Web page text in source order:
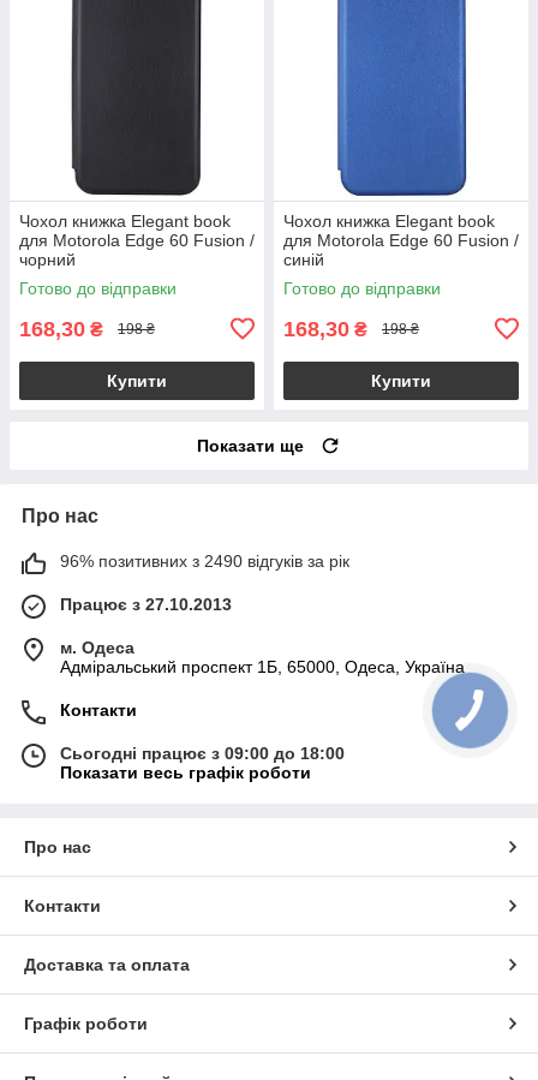
Чохол книжка Elegant book
для Motorola Edge 60 Fusion /
чорний
Готово до відправки
168,30 ₴ 198 ₴
Купити
Чохол книжка Elegant book
для Motorola Edge 60 Fusion /
синій
Готово до відправки
168,30 ₴ 198 ₴
Купити
Показати ще
Про нас
96% позитивних з 2490 відгуків за рік
Працює з 27.10.2013
м. Одеса
Адміральський проспект 1Б, 65000, Одеса, Україна
Контакти
Сьогодні працює з 09:00 до 18:00
Показати весь графік роботи
Про нас
Контакти
Доставка та оплата
Графік роботи